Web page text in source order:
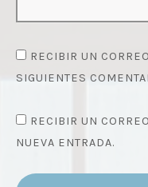
RECIBIR UN
SIGUIENTES
RECIBIR UN
NUEVA ENTRADA.